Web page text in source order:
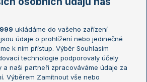
Australian Open
French Open
Wimbledon
US Open
999 ukládáme do vašeho zařízení
údaje o prohlížení nebo jedinečné
k nim přístup. Výběr Souhlasím
technologie podporovaly účely
a naši partneři zpracováváme údaje za
Výběrem Zamítnout vše nebo